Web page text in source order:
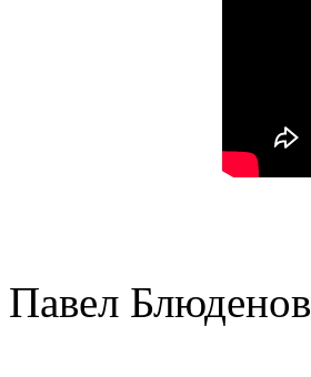
Павел Блюденов